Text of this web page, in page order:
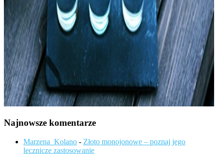
Najnowsze komentarze
Marzena_Kolano - Złoto monojonowe – poznaj jego
lecznicze zastosowanie